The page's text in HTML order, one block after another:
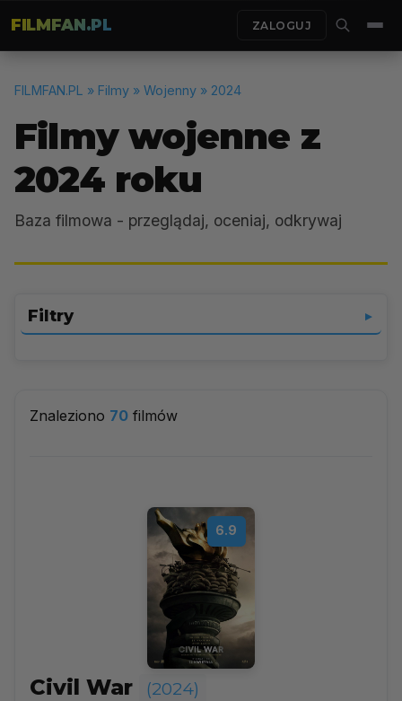
FILMFAN.PL ZALOGUJ
FILMFAN.PL » Filmy » Wojenny » 2024
Filmy wojenne z
2024 roku
Baza filmowa - przeglądaj, oceniaj, odkrywaj
Filtry ▼
Znaleziono 70 filmów
6.9
Civil War (2024)